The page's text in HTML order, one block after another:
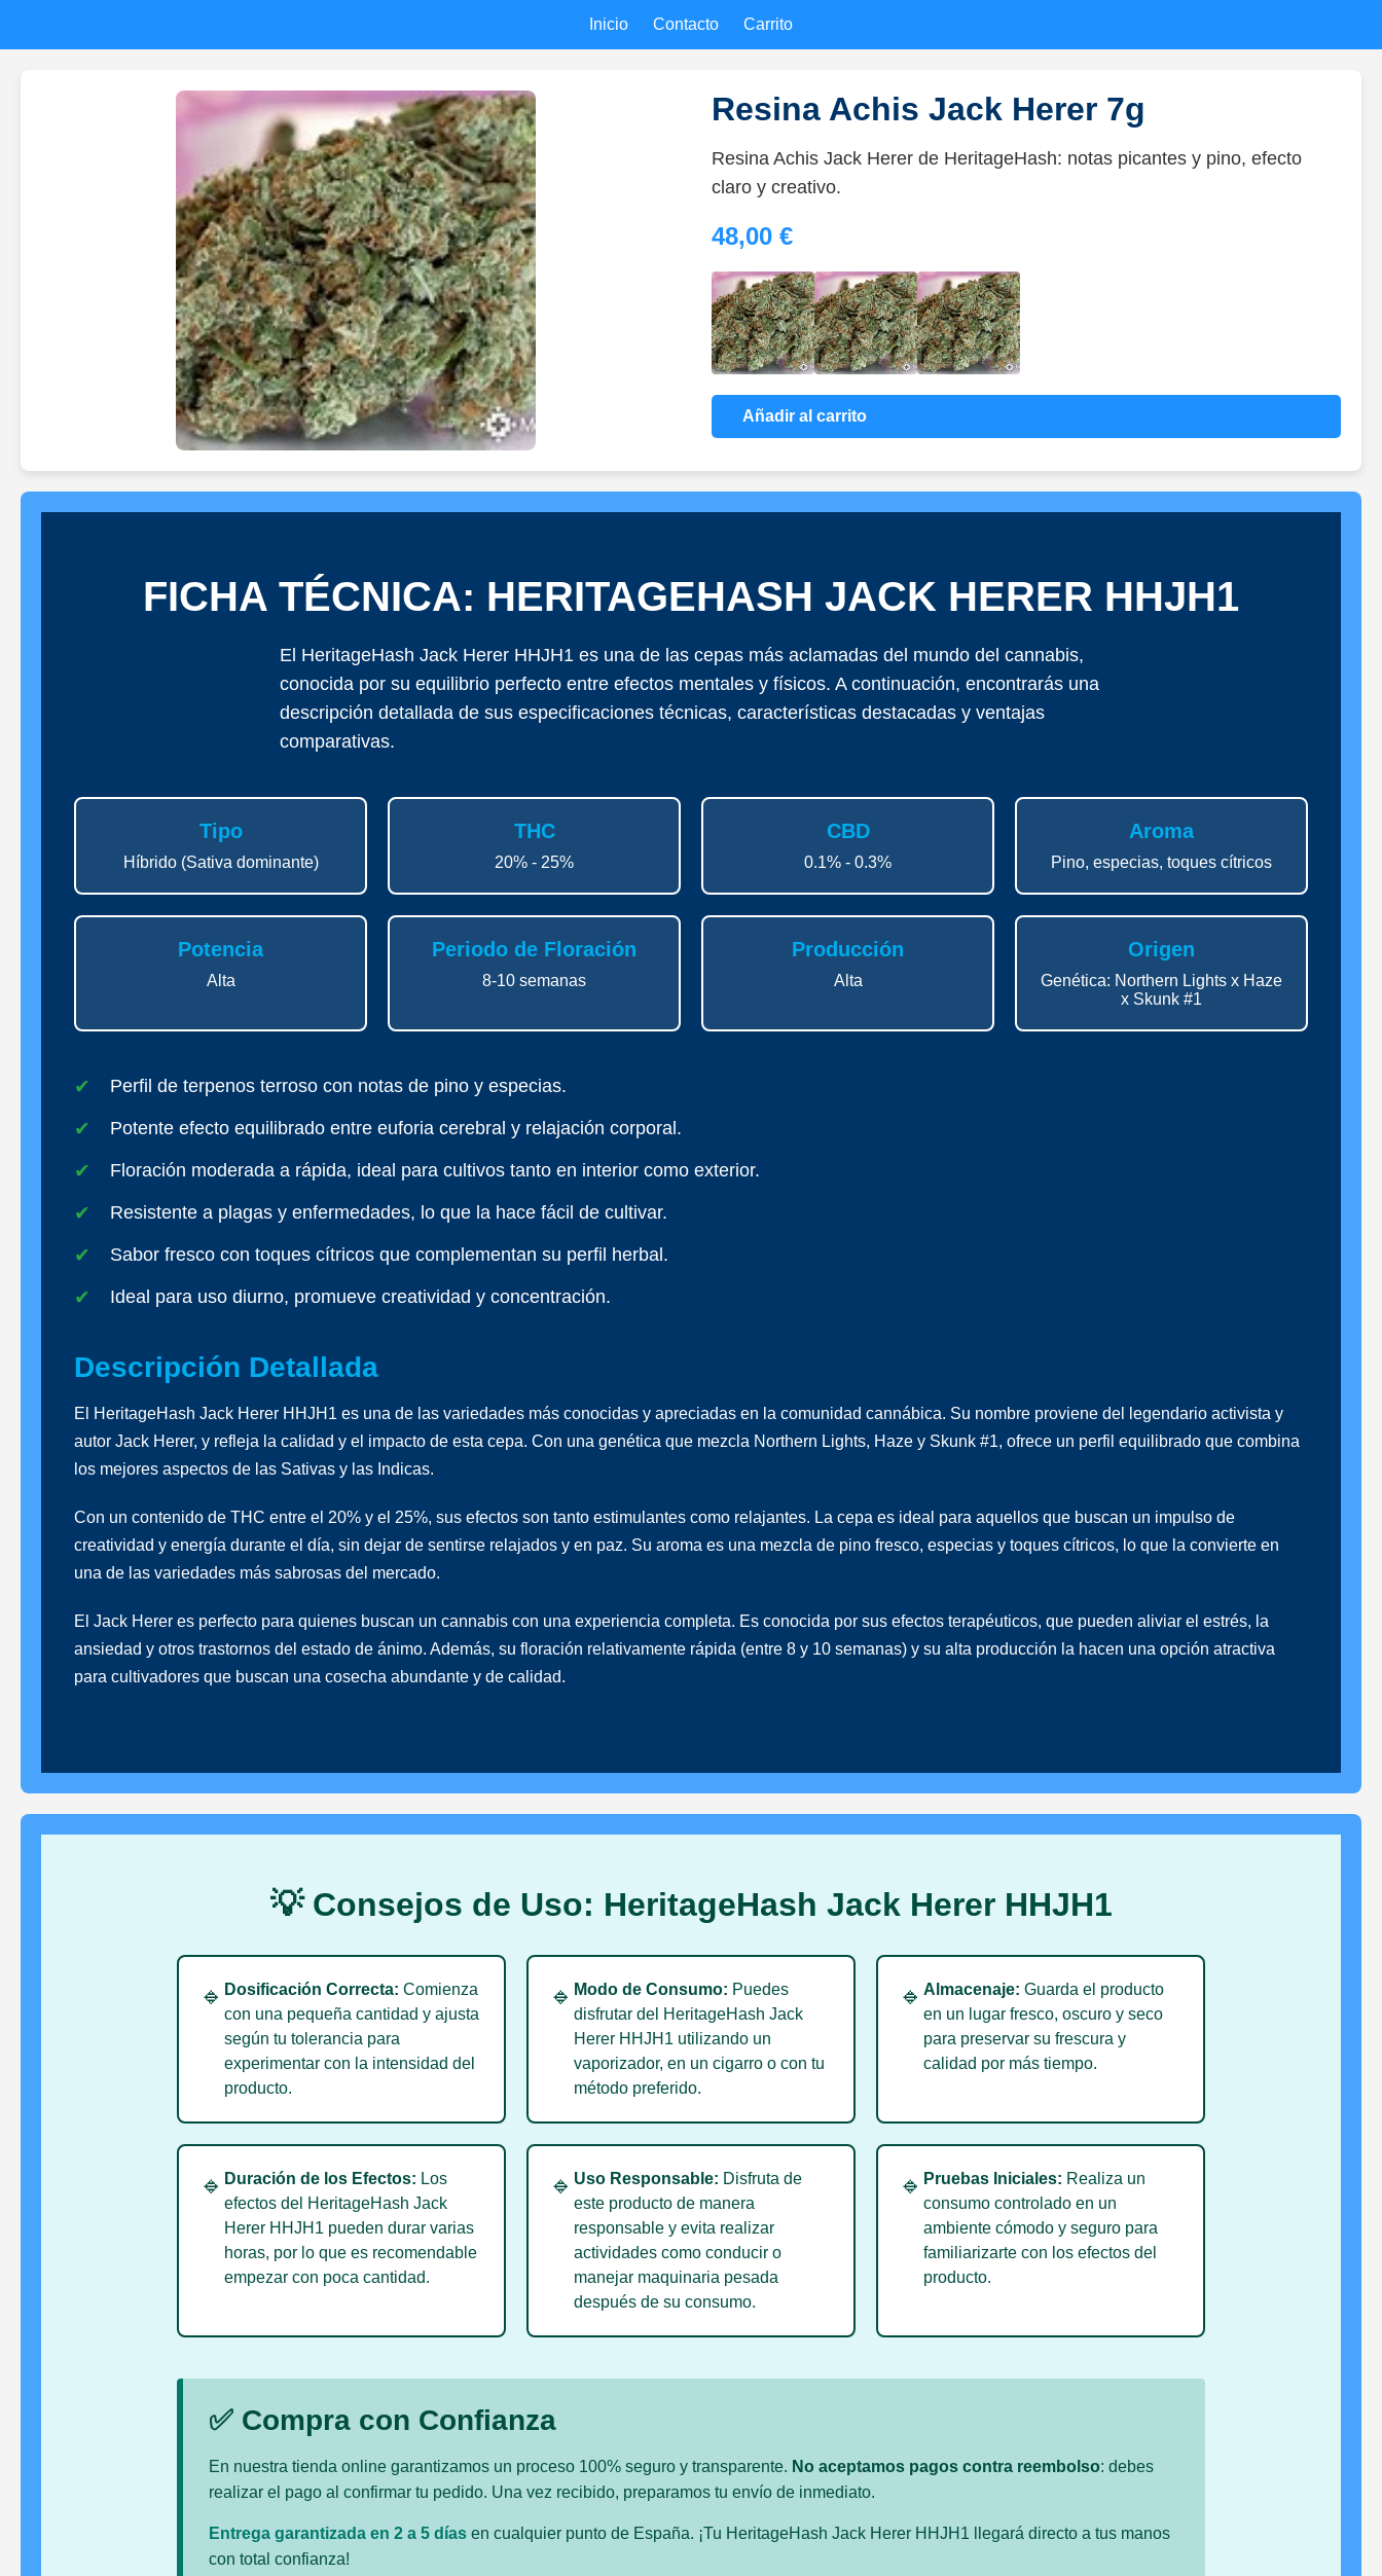
Inicio Contacto Carrito
Resina Achis Jack Herer 7g
Resina Achis Jack Herer de HeritageHash: notas picantes y pino, efecto
claro y creativo.
48,00 €
Añadir al carrito
FICHA TÉCNICA: HERITAGEHASH JACK HERER HHJH1
El HeritageHash Jack Herer HHJH1 es una de las cepas más aclamadas del mundo del cannabis,
conocida por su equilibrio perfecto entre efectos mentales y físicos. A continuación, encontrarás una
descripción detallada de sus especificaciones técnicas, características destacadas y ventajas
comparativas.
Tipo
Híbrido (Sativa dominante)
THC
20% - 25%
CBD
0.1% - 0.3%
Aroma
Pino, especias, toques cítricos
Potencia
Alta
Periodo de Floración
8-10 semanas
Producción
Alta
Origen
Genética: Northern Lights x Haze
x Skunk #1
Perfil de terpenos terroso con notas de pino y especias.
Potente efecto equilibrado entre euforia cerebral y relajación corporal.
Floración moderada a rápida, ideal para cultivos tanto en interior como exterior.
Resistente a plagas y enfermedades, lo que la hace fácil de cultivar.
Sabor fresco con toques cítricos que complementan su perfil herbal.
Ideal para uso diurno, promueve creatividad y concentración.
Descripción Detallada
El HeritageHash Jack Herer HHJH1 es una de las variedades más conocidas y apreciadas en la comunidad cannábica. Su nombre proviene del legendario activista y
autor Jack Herer, y refleja la calidad y el impacto de esta cepa. Con una genética que mezcla Northern Lights, Haze y Skunk #1, ofrece un perfil equilibrado que combina
los mejores aspectos de las Sativas y las Indicas.
Con un contenido de THC entre el 20% y el 25%, sus efectos son tanto estimulantes como relajantes. La cepa es ideal para aquellos que buscan un impulso de
creatividad y energía durante el día, sin dejar de sentirse relajados y en paz. Su aroma es una mezcla de pino fresco, especias y toques cítricos, lo que la convierte en
una de las variedades más sabrosas del mercado.
El Jack Herer es perfecto para quienes buscan un cannabis con una experiencia completa. Es conocida por sus efectos terapéuticos, que pueden aliviar el estrés, la
ansiedad y otros trastornos del estado de ánimo. Además, su floración relativamente rápida (entre 8 y 10 semanas) y su alta producción la hacen una opción atractiva
para cultivadores que buscan una cosecha abundante y de calidad.
💡 Consejos de Uso: HeritageHash Jack Herer HHJH1
🔹 Dosificación Correcta: Comienza
con una pequeña cantidad y ajusta
según tu tolerancia para
experimentar con la intensidad del
producto.
🔹 Modo de Consumo: Puedes
disfrutar del HeritageHash Jack
Herer HHJH1 utilizando un
vaporizador, en un cigarro o con tu
método preferido.
🔹 Almacenaje: Guarda el producto
en un lugar fresco, oscuro y seco
para preservar su frescura y
calidad por más tiempo.
🔹 Duración de los Efectos: Los
efectos del HeritageHash Jack
Herer HHJH1 pueden durar varias
horas, por lo que es recomendable
empezar con poca cantidad.
🔹 Uso Responsable: Disfruta de
este producto de manera
responsable y evita realizar
actividades como conducir o
manejar maquinaria pesada
después de su consumo.
🔹 Pruebas Iniciales: Realiza un
consumo controlado en un
ambiente cómodo y seguro para
familiarizarte con los efectos del
producto.
✅ Compra con Confianza
En nuestra tienda online garantizamos un proceso 100% seguro y transparente. No aceptamos pagos contra reembolso: debes
realizar el pago al confirmar tu pedido. Una vez recibido, preparamos tu envío de inmediato.
Entrega garantizada en 2 a 5 días en cualquier punto de España. ¡Tu HeritageHash Jack Herer HHJH1 llegará directo a tus manos
con total confianza!